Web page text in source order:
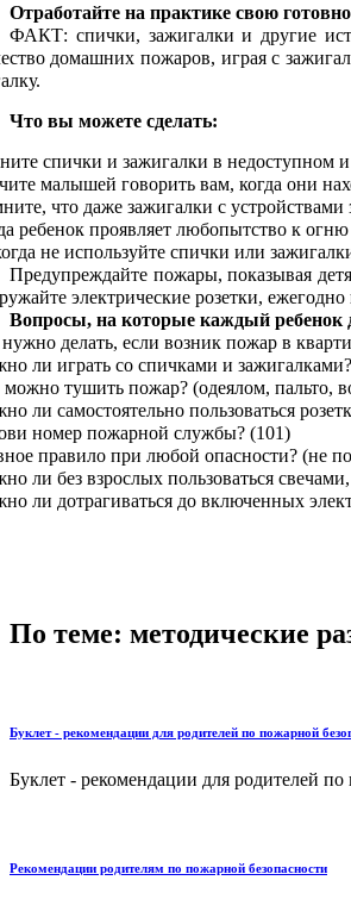
Отработайте на практике свою
ФАКТ: спички, зажигалки и другие
домашних пожаров, играя с
Что вы можете сделать:
спички и зажигалки в недоступном
малышей говорить вам, когда они
что даже зажигалки с
ребенок проявляет любопытство к
не используйте спички или
Предупреждайте пожары, показывая
электрические розетки,
Вопросы, на которые каждый ребенок
делать, если возник пожар в
ли играть со спичками и
тушить пожар? (одеялом, пальто,
ли самостоятельно пользоваться
номер пожарной службы? (101)
правило при любой опасности? (не
ли без взрослых пользоваться
ли дотрагиваться до включенных
По теме: методические
Буклет - рекомендации для родителей по пожарной
Буклет - рекомендации для родителей
Рекомендации родителям по пожарной безопасности